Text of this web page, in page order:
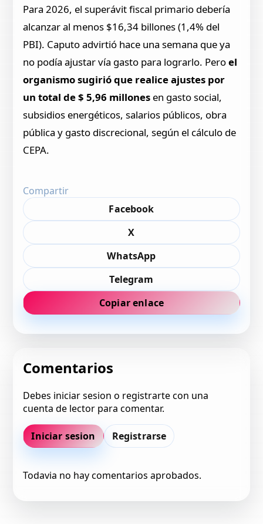
Para 2026, el superávit fiscal primario debería
alcanzar al menos $16,34 billones (1,4% del
PBI). Caputo advirtió hace una semana que ya
no podía ajustar vía gasto para lograrlo. Peroel
organismo sugirió que realice ajustes por
un total de $ 5,96 millones en gasto social,
subsidios energéticos, salarios públicos, obra
pública y gasto discrecional, según el cálculo de
CEPA.
Compartir
Facebook
X
WhatsApp
Telegram
Copiar enlace
Comentarios
Debes iniciar sesion o registrarte con una
cuenta de lector para comentar.
Iniciar sesion Registrarse
Todavia no hay comentarios aprobados.